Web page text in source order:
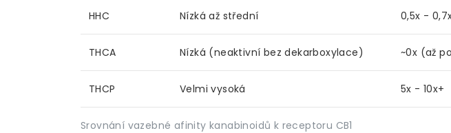
Srovnání vazebné afinity kanabinoidů k receptoru CB1
HHC Nízká až střední 0,5x -
THCA Nízká (neaktivní bez dekarboxylace) ~0x (až
THCP Velmi vysoká 5x - 10x+